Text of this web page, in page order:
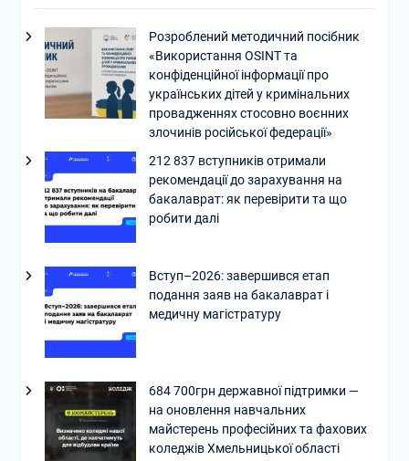
Розроблений методичний посібник
«Використання OSINT та
конфіденційної інформації про
українських дітей у кримінальних
провадженнях стосовно воєнних
злочинів російської федерації»
212 837 вступників отримали
рекомендації до зарахування на
бакалаврат: як перевірити та що
робити далі
Вступ–2026: завершився етап
подання заяв на бакалаврат і
медичну магістратуру
684 700грн державної підтримки —
на оновлення навчальних
майстерень професійних та фахових
коледжів Хмельницької області